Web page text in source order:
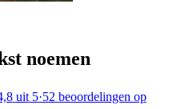
noemen
uit5·52 beoordelingen op